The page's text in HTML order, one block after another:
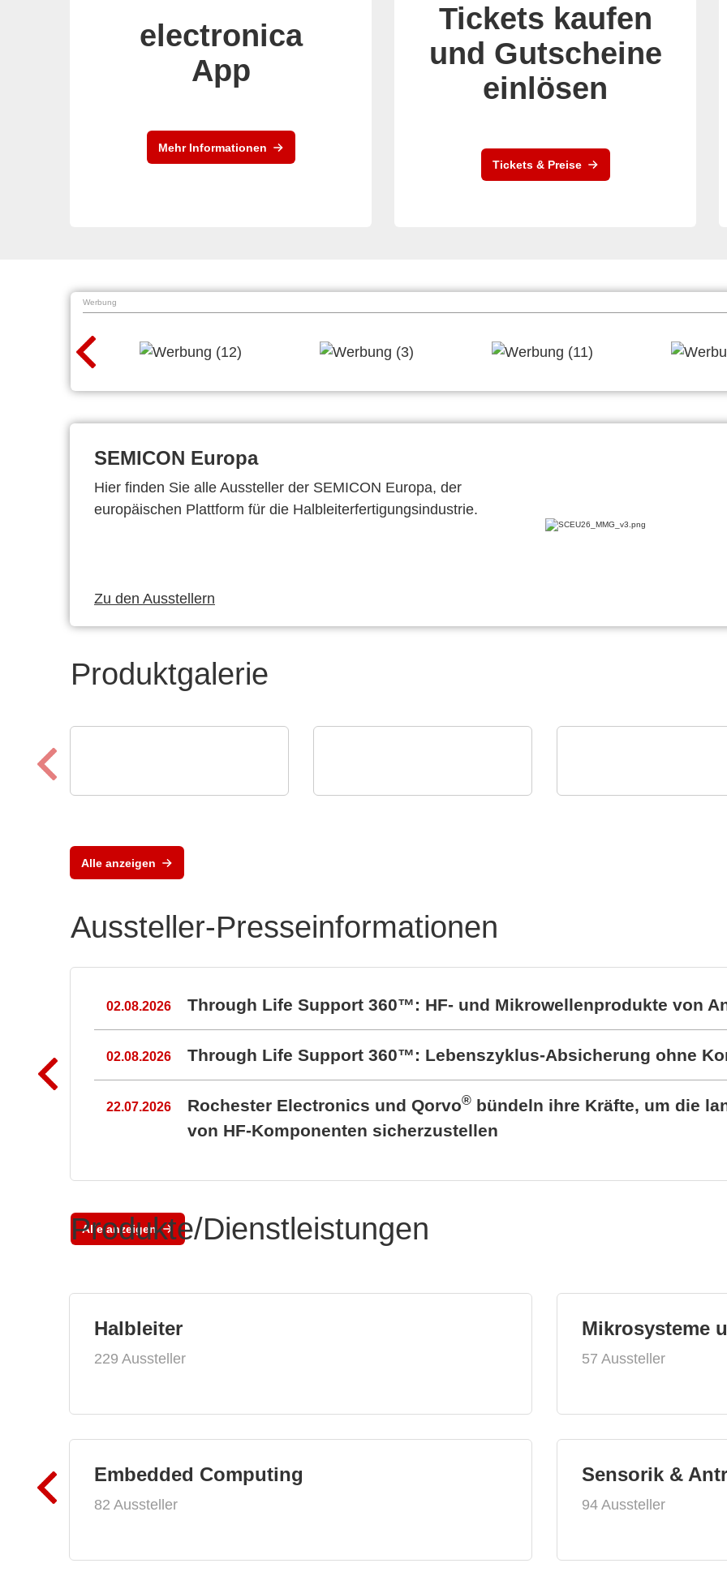
electronica
App
Mehr Informationen
Tickets kaufen
und Gutscheine
einlösen
Tickets & Preise
Werbung
SEMICON Europa
Hier finden Sie alle Aussteller der SEMICON Europa, der
europäischen Plattform für die Halbleiterfertigungsindustrie.
Zu den Ausstellern
Produktgalerie
Dual-Panel-Testsystem
Alle anzeigen
Aussteller-Presseinformationen
02.08.2026 Through Life Support 360™: HF- und Mikrowellenprodukte von
02.08.2026 Through Life Support 360™: Lebenszyklus-Absicherung ohne
22.07.2026 Rochester Electronics und Qorvo® bündeln ihre Kräfte, um die
von HF-Komponenten sicherzustellen
Alle anzeigen
Produkte/Dienstleistungen
Halbleiter
229 Aussteller
Embedded Computing
82 Aussteller
Mikrosysteme
57 Aussteller
Sensorik &
94 Aussteller